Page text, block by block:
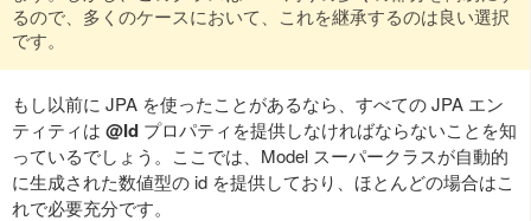
るので、多くのケースにおいて、これを継承するのは良い選択
です。
もし以前に JPA を使ったことがあるなら、すべての JPA エン
ティティは @Id プロパティを提供しなければならないことを知
っているでしょう。ここでは、Model スーパークラスが自動的
に生成された数値型の id を提供しており、ほとんどの場合はこ
れで必要充分です。